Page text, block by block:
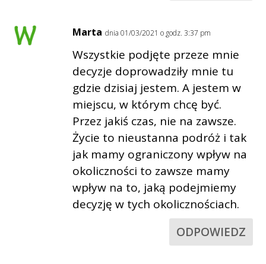
Marta dnia 01/03/2021 o godz. 3:37 pm
Wszystkie podjęte przeze mnie
decyzje doprowadziły mnie tu
gdzie dzisiaj jestem. A jestem w
miejscu, w którym chcę być.
Przez jakiś czas, nie na zawsze.
Życie to nieustanna podróż i tak
jak mamy ograniczony wpływ na
okoliczności to zawsze mamy
wpływ na to, jaką podejmiemy
decyzję w tych okolicznościach.
ODPOWIEDZ